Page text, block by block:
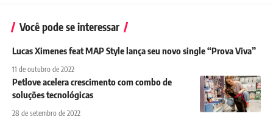
Você pode se interessar
Lucas Ximenes feat MAP Style lança seu novo single “Prova Viva”
11 de outubro de 2022
Petlove acelera crescimento com combo de
soluções tecnológicas
28 de setembro de 2022